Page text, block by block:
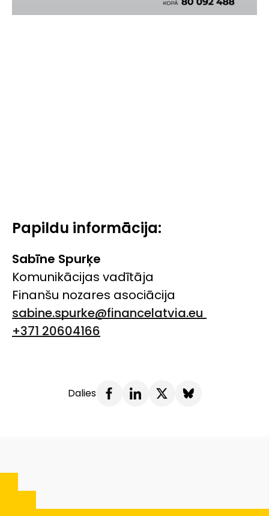
Papildu informācija:
Sabīne Spurķe
Komunikācijas vadītāja
Finanšu nozares asociācija
sabine.spurke@financelatvia.eu
+371 20604166
Dalies